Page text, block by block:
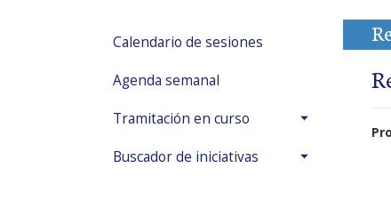
Calendario de sesiones
Agenda semanal
Tramitación en curso
Buscador de iniciativas